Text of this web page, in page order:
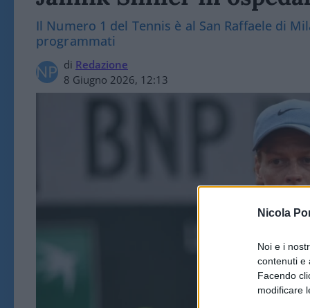
Nicola
Noi e i
contenuti e
Facendo
modificare
Il Numero 1 del Tennis è al San Raffaele di
programmati
di Redazione
8 Giugno 2026, 12:13